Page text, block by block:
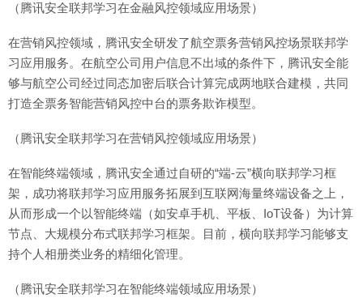
（腾讯安全联邦学习在金融风控领域应用场景）
在营销风控领域，腾讯安全研发了航空票务营销风控场景联邦学
习应用服务。在航空公司用户信息不出域的条件下，腾讯安全能
够与航空公司经过同态加密后联合计算完成两地联合建模，共同
打造全票务智能营销风控中台的票务欺诈模型。
（腾讯安全联邦学习在营销风控领域应用场景）
在智能终端领域，腾讯安全通过自研的“端-云”横向联邦学习框
架，成功将联邦学习应用服务拓展到互联网海量终端设备之上，
从而形成一个以智能终端（如安卓手机、平板、IoT设备）为计算
节点、大规模分布式联邦学习框架。目前，横向联邦学习能够支
持个人相册类业务的精细化管理。
（腾讯安全联邦学习在智能终端领域应用场景）